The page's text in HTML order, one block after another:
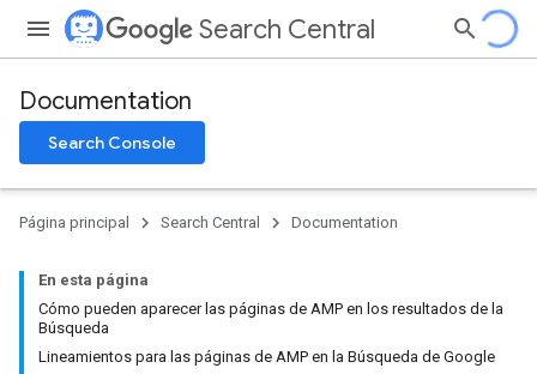
Search Central
Documentation
Search Console
Página principal Search Central Documentation
En esta página
Cómo pueden aparecer las páginas de AMP en los resultados de la
Búsqueda
Lineamientos para las páginas de AMP en la Búsqueda de Google